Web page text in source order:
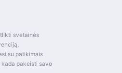
ir
svetainės
su patikimais
kada pakeisti savo